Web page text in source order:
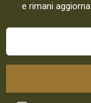
e rimani